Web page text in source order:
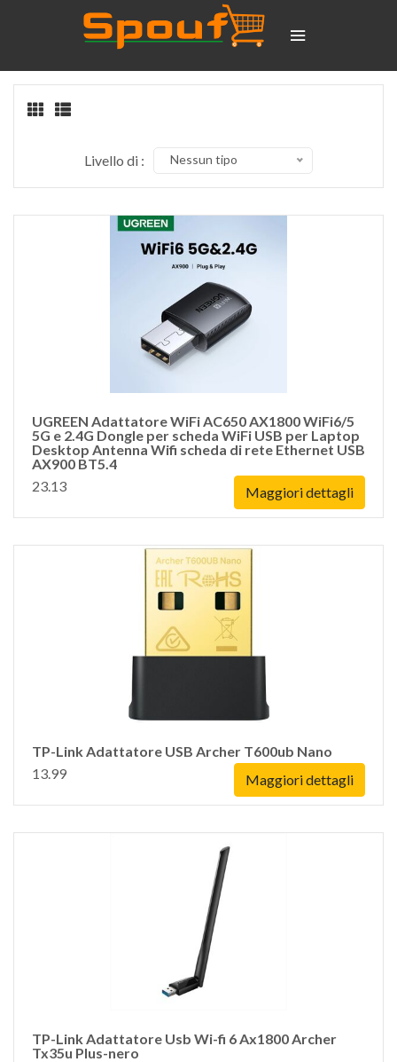
Livello di : Nessun tipo
UGREEN Adattatore WiFi AC650 AX1800 WiFi6/5
5G e 2.4G Dongle per scheda WiFi USB per Laptop
Desktop Antenna Wifi scheda di rete Ethernet USB
AX900 BT5.4
23.13
Maggiori dettagli
TP-Link Adattatore USB Archer T600ub Nano
13.99
Maggiori dettagli
TP-Link Adattatore Usb Wi-fi 6 Ax1800 Archer
Tx35u Plus-nero